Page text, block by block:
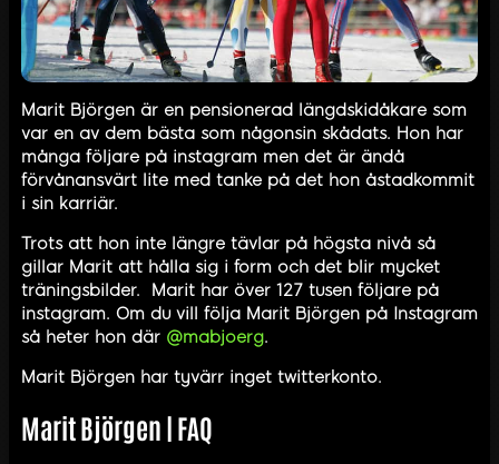
Marit Björgen är en pensionerad längdskidåkare som
var en av dem bästa som någonsin skådats. Hon har
många följare på instagram men det är ändå
förvånansvärt lite med tanke på det hon åstadkommit
i sin karriär.
Trots att hon inte längre tävlar på högsta nivå så
gillar Marit att hålla sig i form och det blir mycket
träningsbilder. Marit har över 127 tusen följare på
instagram. Om du vill följa Marit Björgen på Instagram
så heter hon där @mabjoerg.
Marit Björgen har tyvärr inget twitterkonto.
Marit Björgen | FAQ